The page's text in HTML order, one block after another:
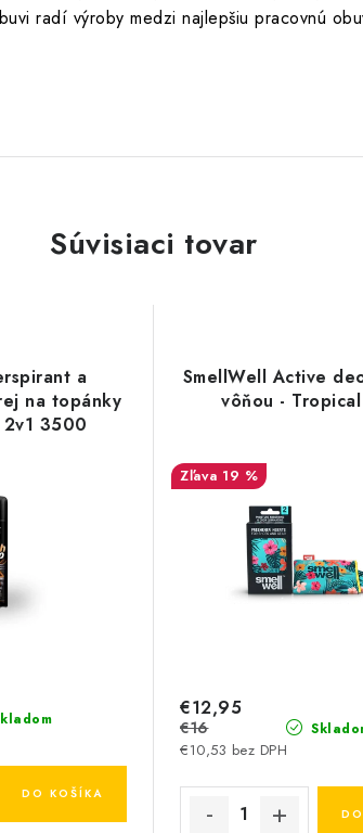
radí výroby medzi najlepšiu pracovnú
Súvisiaci tovar
a
na topánky
2v1 3500
DO KOŠÍKA
SmellWell Active
vôňou -
19 %
€10,53 bez DPH
€12,95
€16